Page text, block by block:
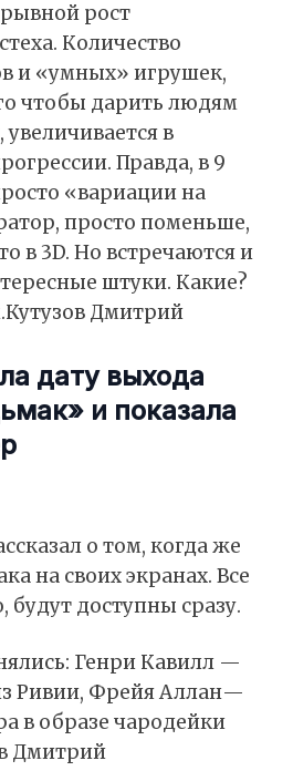
рост
Количество
и «умных» игрушек,
чтобы дарить людям
в
Правда, в 9
«вариации на
просто поменьше,
в 3D. Но встречаются и
штуки. Какие?
Кутузов Дмитрий
дату выхода
и показала
о том, когда же
на своих экранах. Все
будут доступны сразу.
Генри Кавилл —
Ривии, Фрейя Аллан—
в образе чародейки
Дмитрий